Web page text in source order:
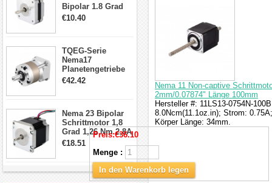
Bipolar 1.8 Grad
8.7Ncm 1A 3.5V 4
€10.40
TQEG-Serie
Nema17
Planetengetriebe
10:1 Spiel 15Arc-
€42.42
Nema 23 Bipolar
Schrittmotor 1,8
Grad 1,26 Nm 2,8A
2,5V 4 Drähte
23hs22-2804s
Schrittmotor
€18.51
Nema 11 Non-captive
2mm/0.07874" Länge 100mm
Hersteller #: 11LS13-0754N-
8.0Ncm(11.1oz.in); Strom:
Körper Länge: 34mm.
Preis:€36.10
Menge :
In den Warenkorb legen